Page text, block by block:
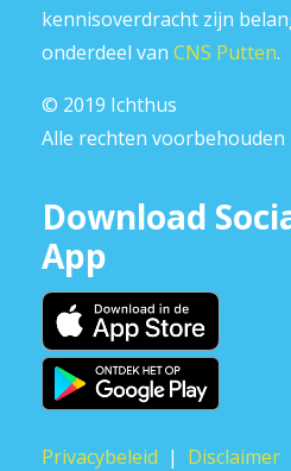
kennisoverdracht zijn
onderdeel van CNS Putten.
© 2019 Ichthus
Alle rechten voorbehouden
Download
App
Privacybeleid | Disclaimer